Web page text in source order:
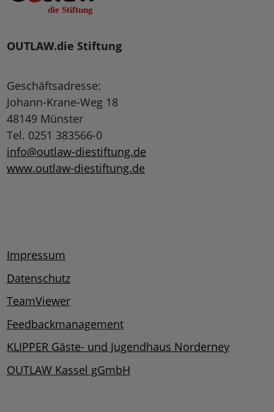
OUTLAW.die Stiftung
Geschäftsadresse:
Johann-Krane-Weg 18
48149 Münster
Tel. 0251 383566-0
info@outlaw-diestiftung.de
www.outlaw-diestiftung.de
Impressum
Datenschutz
TeamViewer
Feedbackmanagement
KLIPPER Gäste- und Jugendhaus Norderney
OUTLAW Kassel gGmbH